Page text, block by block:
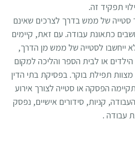
תפקיד זה.
של ממש בדרך לצרכים שאינם
כתאונת עבודה. עם זאת, קיימים
ייחשבו לסטייה של ממש מן הדרך,
הילדים או לבית הספר והליכה למקום
מצוות תפילת בוקר. בפסיקת בתי הדין
הפסקה או סטייה לצורך אירוע
קניות, סידורים אישיים, נפסק
עבודה .